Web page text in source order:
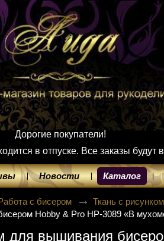
Дорогие покупатели!
в отпуске. Все заказы будут
Новости Каталог
с бисером Ткань с
Hobby & Pro НР-3089 «В
для вышивания